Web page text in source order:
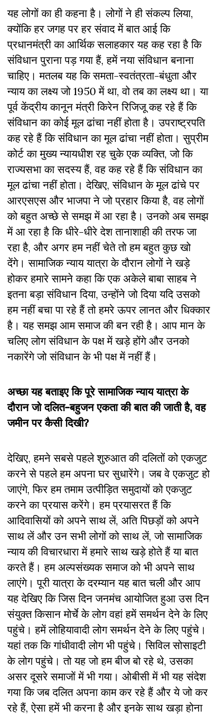
यह लोगों का ही कहना है। लोगों ने ही संकल्प लिया,
क्योंकि हर जगह पर हर संवाद में बात आई कि
प्रधानमंत्री का आर्थिक सलाहकार यह कह रहा है कि
संविधान पुराना पड़ गया हैं, हमें नया संविधान बनाना
चाहिए। मतलब यह कि समता-स्वतंत्रता-बंधुता और
न्याय का लक्ष्य जो 1950 में था, वो तब का लक्ष्य था। या
पूर्व केंद्रीय कानून मंत्री किरेन रिजिजू कह रहे हैं कि
संविधान का कोई मूल ढांचा नहीं होता है। उपराष्ट्रपति
कह रहे हैं कि संविधान का मूल ढांचा नहीं होता। सुप्रीम
कोर्ट का मुख्य न्यायधीश रह चुके एक व्यक्ति, जो कि
राज्यसभा का सदस्य हैं, वह कह रहे हैं कि संविधान का
मूल ढांचा नहीं होता। देखिए, संविधान के मूल ढांचे पर
आरएसएस और भाजपा ने जो प्रहार किया है, वह लोगों
को बहुत अच्छे से समझ में आ रहा है। उनको अब समझ
में आ रहा है कि धीरे-धीरे देश तानाशाही की तरफ जा
रहा है, और अगर हम नहीं चेते तो हम बहुत कुछ खो
देंगे। सामाजिक न्याय यात्रा के दौरान लोगों ने खड़े
होकर हमारे सामने कहा कि एक अकेले बाबा साहब ने
इतना बड़ा संविधान दिया, उन्होंने जो दिया यदि उसको
हम नहीं बचा पा रहे हैं तो हमरे ऊपर लानत और धिक्कार
है। यह समझ आम समाज की बन रही है। आप मान के
चलिए लोग संविधान के पक्ष में खड़े होंगे और उनको
नकारेंगे जो संविधान के भी पक्ष में नहीं हैं।
अच्छा यह बताइए कि पूरे सामाजिक न्याय यात्रा के
दौरान जो दलित-बहुजन एकता की बात की जाती है, वह
जमीन पर कैसी दिखी?
देखिए, हमने सबसे पहले शुरुआत की दलितों को एकजुट
करने से पहले हम अपना घर सुधारेंगे। जब वे एकजुट हो
जाएंगे, फिर हम तमाम उत्पीड़ित समुदायों को एकजुट
करने का प्रयास करेंगे। हम प्रयासरत हैं कि
आदिवासियों को अपने साथ लें, अति पिछड़ों को अपने
साथ लें और उन सभी लोगों को साथ लें, जो सामाजिक
न्याय की विचारधारा में हमारे साथ खड़े होते हैं या बात
करते हैं। हम अल्पसंख्यक समाज को भी अपने साथ
लाएंगे। पूरी यात्रा के दरम्यान यह बात चली और आप
यह देखिए कि जिस दिन जनमंच आयोजित हुआ उस दिन
संयुक्त किसान मोर्चे के लोग वहां हमें समर्थन देने के लिए
पहुंचे। हमें लोहियावादी लोग समर्थन देने के लिए पहुंचे।
यहां तक कि गांधीवादी लोग भी पहुंचे। सिविल सोसाइटी
के लोग पहुंचे। तो यह जो हम बीज बो रहे थे, उसका
असर दूसरे समाजों में भी गया। ओबीसी में भी यह संदेश
गया कि जब दलित अपना काम कर रहे हैं और ये जो कर
रहे हैं, ऐसा हमें भी करना है और इनके साथ खड़ा होना